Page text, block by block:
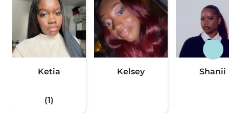
Ketia
(1)
Kelsey Shanii